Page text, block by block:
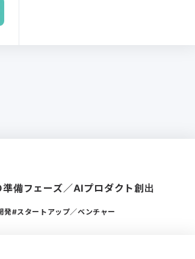
備フェーズ／AIプロダクト創出
発 スタートアップ／ベンチャー